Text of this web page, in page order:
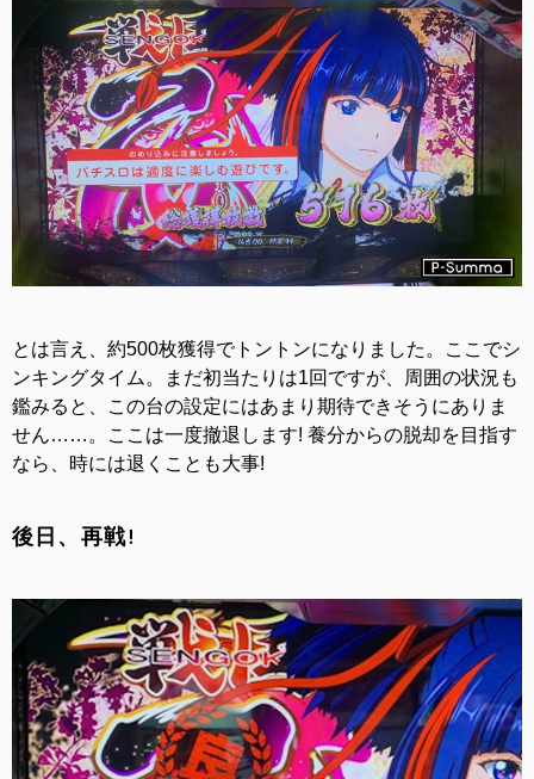
とは言え、約500枚獲得でトントンになりました。ここでシ
ンキングタイム。まだ初当たりは1回ですが、周囲の状況も
鑑みると、この台の設定にはあまり期待できそうにありま
せん……。ここは一度撤退します! 養分からの脱却を目指す
なら、時には退くことも大事!
後日、再戦!